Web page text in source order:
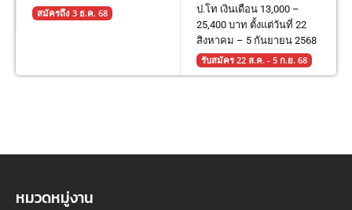
สมัครถึง 3 ธ.ค. 68
ป.โท เงินเดือน 13,000 –
25,400 บาท ตั้งแต่วันที่ 22
สิงหาคม – 5 กันยายน 2568
รับสมัคร 22 ส.ค. - 5 ก.ย. 68
หมวดหมู่งาน